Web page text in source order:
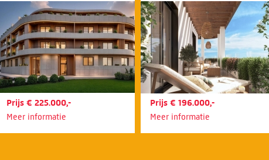
Prijs € 225.000,-
Meer informatie
Prijs € 196.000,-
Meer informatie